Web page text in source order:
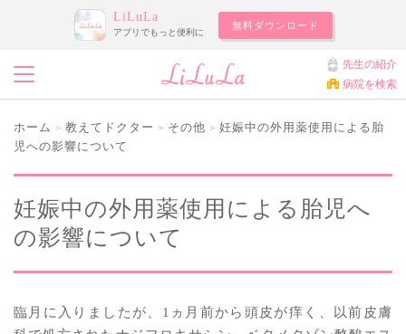
LiLuLa
アプリでもっと便利に
無料ダウンロード
先生の紹介
病院を検索
ホーム > 教えてドクター > その他 > 妊娠中の外用薬使用による胎
児への影響について
妊娠中の外用薬使用による胎児へ
の影響について
臨月に入りましたが、1ヵ月前から頭皮が痒く、以前皮膚